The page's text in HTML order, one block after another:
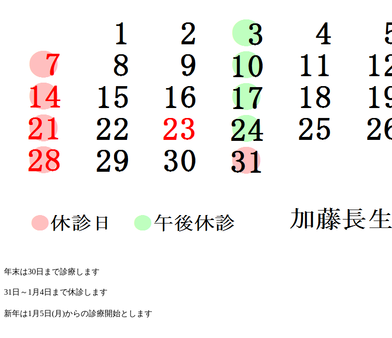
年末は30日まで診療します
31日～1月4日まで休診します
新年は1月5日(月)からの診療開始とします